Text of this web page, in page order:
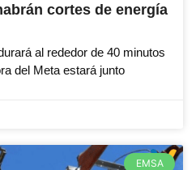
cortes de energía
al rededor de 40 minutos
del Meta estará junto
EMSA